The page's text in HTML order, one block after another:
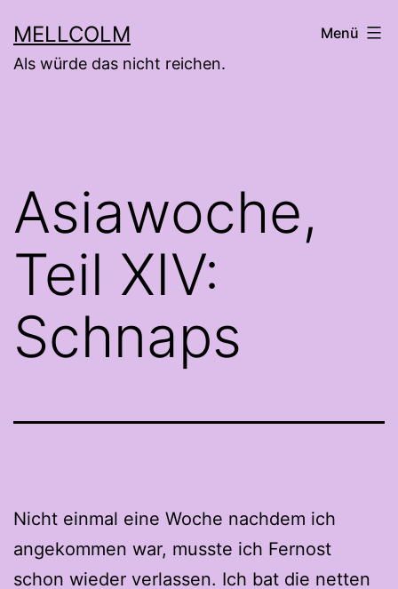
Inhalt
springen
MELLCOLM
Als würde das nicht reichen.
Menü
Asiawoche,
Teil XIV:
Schnaps
Nicht einmal eine Woche nachdem ich
angekommen war, musste ich Fernost
schon wieder verlassen. Ich bat die netten